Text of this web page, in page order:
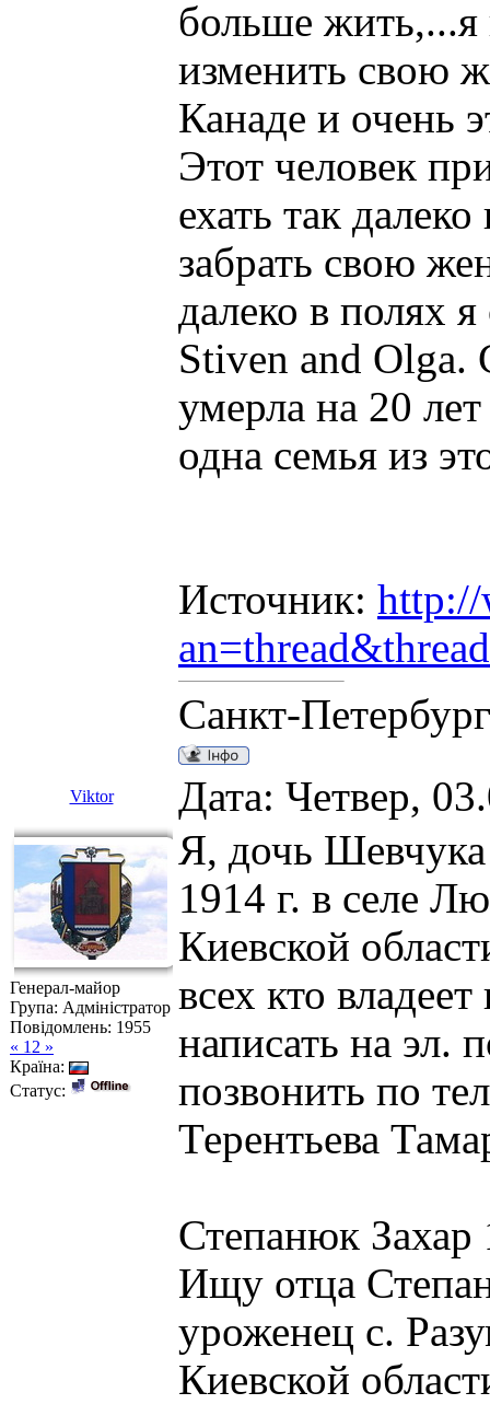
больше
изменить свою
Канаде и очень
Этот человек
ехать так
забрать свою
далеко в полях
Stiven and Olga.
умерла на 20
одна семья из
Источник: http://
Санкт-Петербург
Viktor Дата: Четвер,
Генерал-майор
Група: Адміністратор
Повідомлень: 1955
« 12 »
Країна:
Статус:
Я, дочь
1914 г. в селе
Киевской
всех кто
написать на эл.
позвонить по
Терентьева
Степанюк Захар
Ищу отца
уроженец с.
Киевской